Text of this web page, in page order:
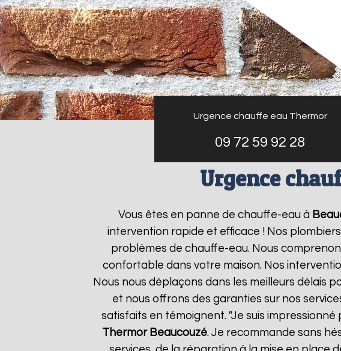
Urgence chauffe eau Thermor
09 72 59 92 28
Urgence
Vous êtes en panne de chauffe-eau à
intervention rapide et efficace ! Nos
problèmes de chauffe-eau. Nous
confortable dans votre maison. Nos
Nous nous déplaçons dans les meilleurs délais
et nous offrons des garanties sur nos
satisfaits en témoignent. "Je suis
Thermor Beaucouzé. Je recommande sans